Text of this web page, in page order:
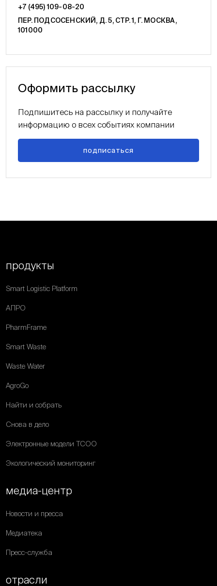
+7 (495) 109-08-20
ПЕР. ПОДСОСЕНСКИЙ, Д. 5, СТР. 1, Г. МОСКВА,
101000
Оформить рассылку
Подпишитесь на рассылку и получайте
информацию о всех событиях компании
подписаться
продукты
Smart Logistic Platform
АПРО
PharmFrame
Smart Waste
Waste Water
AgroGo
Найти и собрать
Снова в дело
Электронные модели ТСОО
Экологический мониторинг
медиа-центр
Новости и пресса
Медиатека
Пресс-служба
отрасли